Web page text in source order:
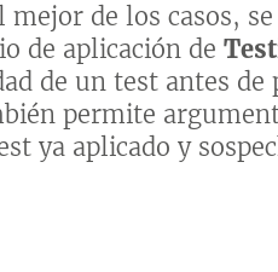
de los casos,
de aplicación de
de un test antes de
permite
ya aplicado y